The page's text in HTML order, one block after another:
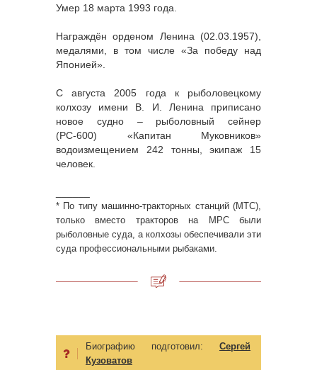
Умер 18 марта 1993 года.
Награждён орденом Ленина (02.03.1957),
медалями, в том числе «За победу над
Японией».
С августа 2005 года к рыболовецкому
колхозу имени В. И. Ленина приписано
новое судно – рыболовный сейнер
(РС-600) «Капитан Муковников»
водоизмещением 242 тонны, экипаж 15
человек.
* По типу машинно-тракторных станций (МТС),
только вместо тракторов на МРС были
рыболовные суда, а колхозы обеспечивали эти
суда профессиональными рыбаками.
Биографию подготовил: Сергей
Кузоватов